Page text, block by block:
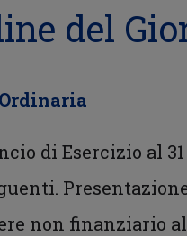
del
di Esercizio al
non finanziario al